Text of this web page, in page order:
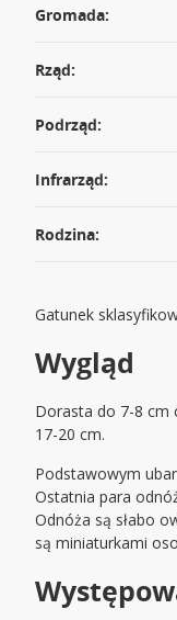
Gromada:
Rząd:
Podrząd:
Infrarząd:
Rodzina:
Gatunek
Wygląd
Dorasta do 7-8 cm
17-20 cm.
Podstawowym
Ostatnia para
Odnóża są słabo
są miniaturkami